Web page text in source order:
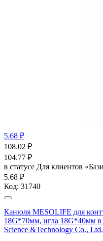
5.68 ₽
108.02 ₽
104.77 ₽
в статусе Для клиентов
5.68 ₽
Код: 31740
Канюля MESOLIFE для
18G*70мм, игла 18G*40мм в
Science &Technology Co.,